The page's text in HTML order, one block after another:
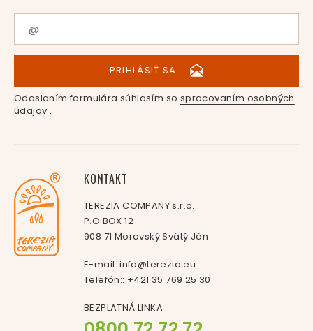
PRIHLÁSIŤ SA
Odoslaním formulára súhlasím so spracovaním osobných
údajov .
KONTAKT
TEREZIA COMPANY s.r.o.
P.O.BOX 12
908 71 Moravský Svätý Ján
E-mail:info@terezia.eu
Telefón:: +421 35 769 25 30
BEZPLATNÁ LINKA